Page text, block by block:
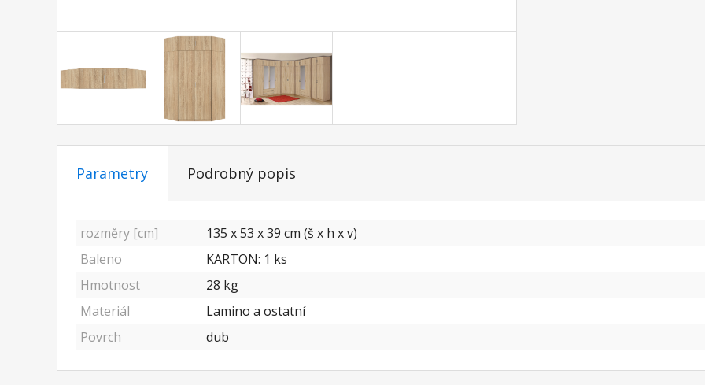
Parametry Podrobný popis
rozměry [cm]
135 x 53 x 39 cm (š x h x v)
Baleno
KARTON: 1 ks
Hmotnost
28 kg
Materiál
Lamino a ostatní
Povrch
dub